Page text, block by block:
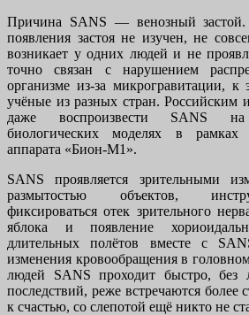
Причина SANS — венозный
появления застоя не изучен, не
возникает у одних людей и не
точно связан с нарушением
организме из-за микрогравитации,
учёные из разных стран. Российским
даже воспроизвести SANS на
биологических моделях в рамках
аппарата «Бион-М1».
SANS проявляется зрительными
размытостью объектов,
фиксироваться отек зрительного
яблока и появление
длительных полётов вместе с
изменения кровообращения в
людей SANS проходит быстро, без
последствий, реже встречаются более
к счастью, со слепотой ещё никто не